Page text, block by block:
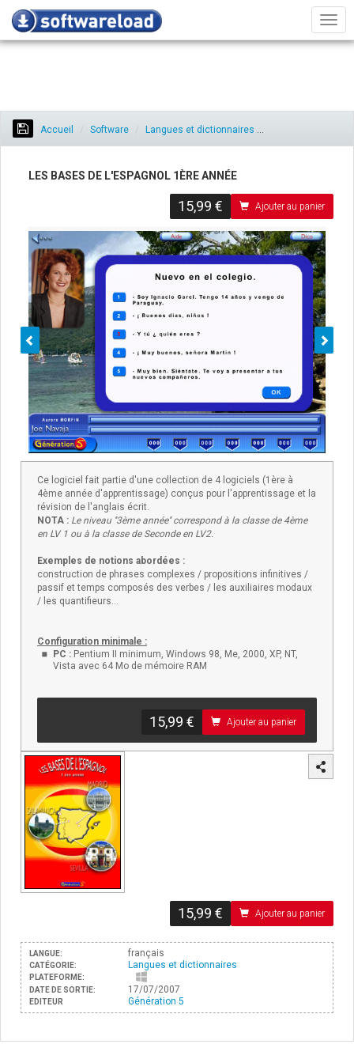
Accueil Software Langues et dictionnaires
LES BASES DE L'ESPAGNOL 1ÈRE ANNÉE
15,99 € Ajouter au panier
Préc.
Ce logiciel fait partie d'une collection de 4 logiciels (1ère à
4ème année d'apprentissage) conçus pour l'apprentissage et la
révision de l'anglais écrit.
NOTA : Le niveau ''3ème année'' correspond à la classe de 4ème
en LV 1 ou à la classe de Seconde en LV2.
Exemples de notions abordées :
construction de phrases complexes / propositions infinitives /
passif et temps composés des verbes / les auxiliaires modaux
/ les quantifieurs…
Configuration minimale :
PC : Pentium II minimum, Windows 98, Me, 2000, XP, NT,
Vista avec 64 Mo de mémoire RAM
15,99 € Ajouter au panier
15,99 € Ajouter au panier
LANGUE: français
CATÉGORIE: Langues et dictionnaires
PLATEFORME:
DATE DE SORTIE:
17/07/2007
EDITEUR Génération 5